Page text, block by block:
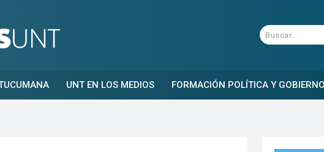
Buscar...
UNT EN LOS MEDIOS FORMACIÓN POLÍTICA Y GOBIERNO